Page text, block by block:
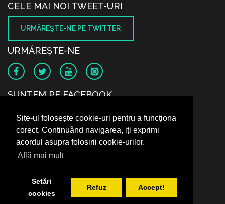
Site-ul folosește cookie-uri pentru a funcționa
corect. Continuând navigarea, iți exprimi
acordul asupra folosirii cookie-urilor.
Află mai mult
Setări
cookies
Refuz Accept!
CELE MAI NOI TWEET-URI
URMĂREŞTE-NE PE TWITTER
URMĂREŞTE-NE
SUNTEM PE FACEBOOK